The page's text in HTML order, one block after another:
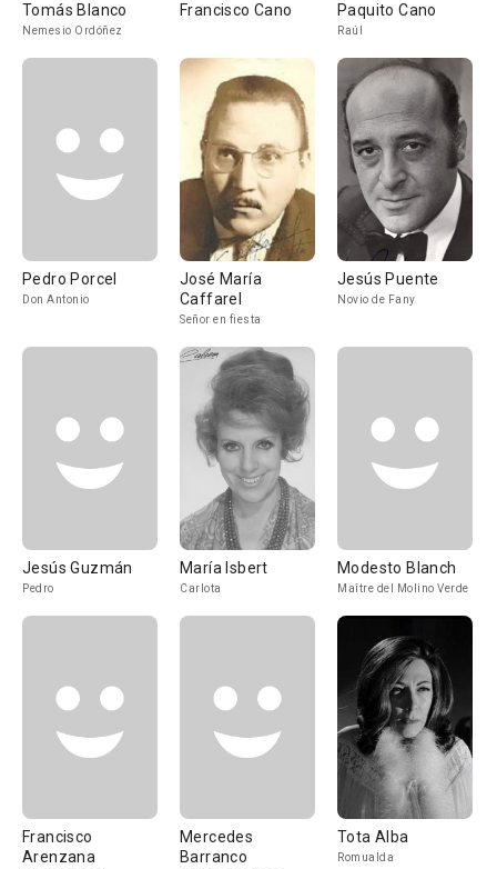
Tomás Blanco
Nemesio Ordóñez
Francisco Cano Paquito Cano
Raúl
Pedro Porcel
Don Antonio
José María
Caffarel
Señor en fiesta
Jesús Puente
Novio de Fany
Jesús Guzmán
Pedro
María Isbert
Carlota
Modesto Blanch
Maître del Molino Verde
Francisco
Arenzana
Mercedes
Barranco
Tota Alba
Romualda